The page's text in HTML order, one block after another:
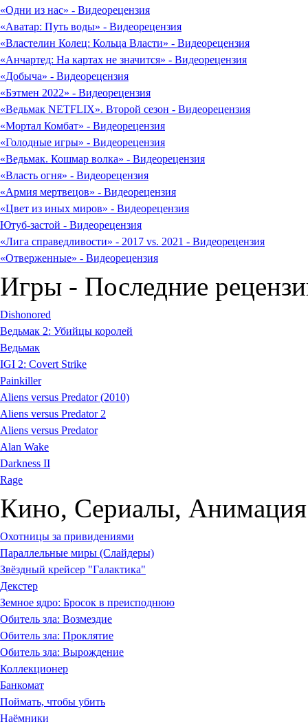
«Одни из нас» - Видеорецензия
«Аватар: Путь воды» - Видеорецензия
«Властелин Колец: Кольца Власти» - Видеорецензия
«Анчартед: На картах не значится» - Видеорецензия
«Добыча» - Видеорецензия
«Бэтмен 2022» - Видеорецензия
«Ведьмак NETFLIX». Второй сезон - Видеорецензия
«Мортал Комбат» - Видеорецензия
«Голодные игры» - Видеорецензия
«Ведьмак. Кошмар волка» - Видеорецензия
«Власть огня» - Видеорецензия
«Армия мертвецов» - Видеорецензия
«Цвет из иных миров» - Видеорецензия
Ютуб-застой - Видеорецензия
«Лига справедливости» - 2017 vs. 2021 - Видеорецензия
«Отверженные» - Видеорецензия
Игры - Последние
Dishonored
Ведьмак 2: Убийцы королей
Ведьмак
IGI 2: Covert Strike
Painkiller
Aliens versus Predator (2010)
Aliens versus Predator 2
Aliens versus Predator
Alan Wake
Darkness II
Rage
Кино, Сериалы, Анимация
Охотницы за привидениями
Параллельные миры (Слайдеры)
Звёздный крейсер "Галактика"
Декстер
Земное ядро: Бросок в преисподнюю
Обитель зла: Возмездие
Обитель зла: Проклятие
Обитель зла: Вырождение
Коллекционер
Банкомат
Поймать, чтобы убить
Наёмники